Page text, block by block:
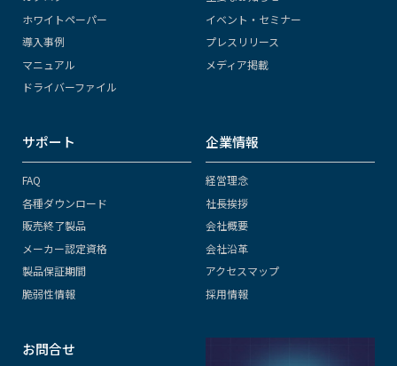
ホワイトペーパー
導入事例
マニュアル
ドライバーファイル
イベント・セミナー
プレスリリース
メディア掲載
サポート
FAQ
各種ダウンロード
販売終了製品
メーカー認定資格
製品保証期間
脆弱性情報
企業情報
経営理念
社長挨拶
会社概要
会社沿革
アクセスマップ
採用情報
お問合せ